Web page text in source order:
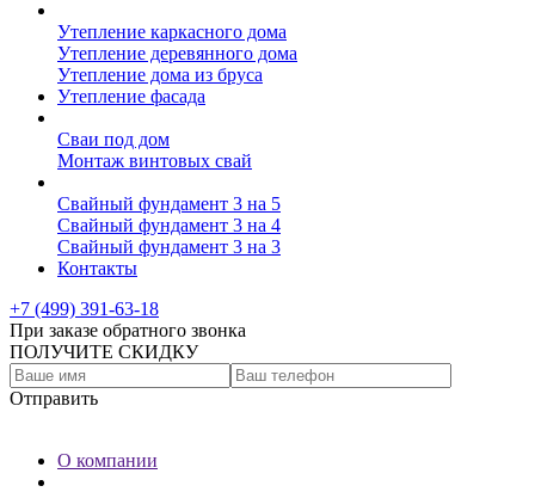
Утепление каркасного дома
Утепление деревянного дома
Утепление дома из бруса
Утепление фасада
Сваи под дом
Монтаж винтовых свай
Свайный фундамент 3 на 5
Свайный фундамент 3 на 4
Свайный фундамент 3 на 3
Контакты
+7 (499) 391-63-18
При заказе обратного звонка
ПОЛУЧИТЕ СКИДКУ
Отправить
О компании